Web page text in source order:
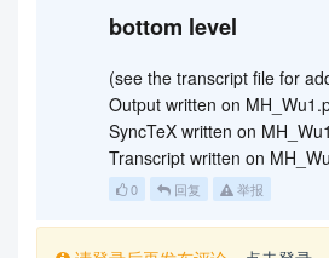
bottom level
(see the transcript file for
Output written on
SyncTeX written on
Transcript written on
0 回复 举报